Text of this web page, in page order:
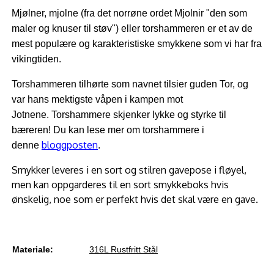
Mjølner, mjolne (fra det norrøne ordet Mjolnir "den som
maler og knuser til støv") eller torshammeren er et av de
mest populære og karakteristiske smykkene som vi har fra
vikingtiden.
Torshammeren tilhørte som navnet tilsier guden Tor, og
var hans mektigste våpen i kampen mot
Jotnene. Torshammere skjenker lykke og styrke til
bæreren! Du kan lese mer om torshammere i
denne bloggposten.
Smykker leveres i en sort og stilren gavepose i fløyel,
men kan oppgarderes til en sort smykkeboks hvis
ønskelig, noe som er perfekt hvis det skal være en gave.
Materiale: 316L Rustfritt Stål